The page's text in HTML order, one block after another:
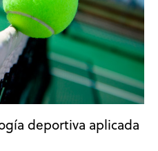
deportiva aplicada